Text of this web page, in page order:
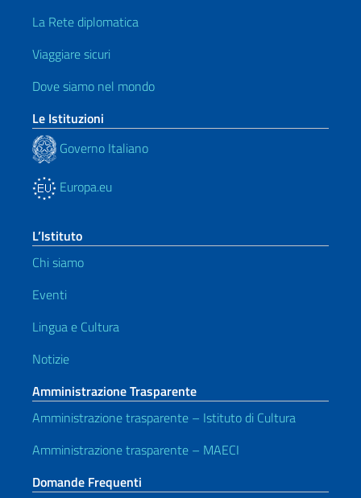
La Rete diplomatica
Viaggiare sicuri
Dove siamo nel mondo
Le Istituzioni
Governo Italiano
Europa.eu
L’Istituto
Chi siamo
Eventi
Lingua e Cultura
Notizie
Amministrazione Trasparente
Amministrazione trasparente – Istituto di Cultura
Amministrazione trasparente – MAECI
Domande Frequenti